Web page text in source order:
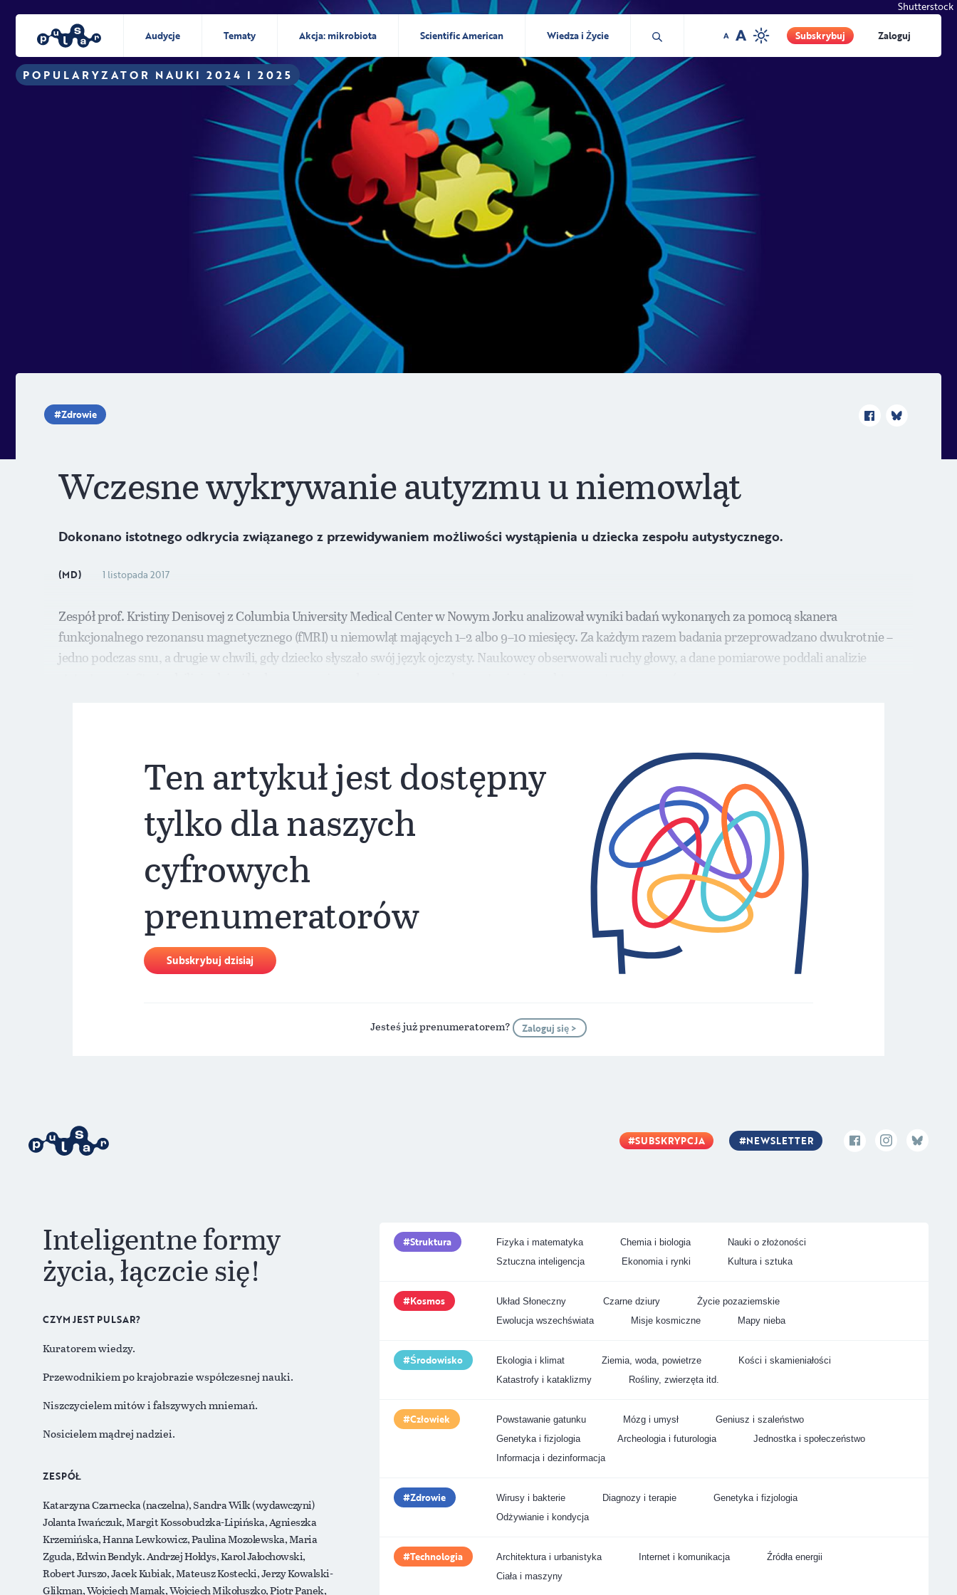
POPULARYZATOR NAUKI 2024 I 2025
Audycje Tematy Akcja: mikrobiota Scientific American Wiedza i Życie Subskrybuj Zaloguj
Shutterstock
Zdrowie
Wczesne wykrywanie autyzmu u niemowląt
Dokonano istotnego odkrycia związanego z przewidywaniem możliwości wystąpienia u dziecka zespołu autystycznego.
(MD) 1 listopada 2017
Zespół prof. Kristiny Denisovej z Columbia University Medical Center w Nowym Jorku analizował wyniki badań wykonanych za pomocą skanera
funkcjonalnego rezonansu magnetycznego (fMRI) u niemowląt mających 1–2 albo 9–10 miesięcy. Za każdym razem badania przeprowadzano dwukrotnie –
jedno podczas snu, a drugie w chwili, gdy dziecko słyszało swój język ojczysty. Naukowcy obserwowali ruchy głowy, a dane pomiarowe poddali analizie
Ten artykuł jest dostępny
tylko dla naszych
cyfrowych
prenumeratorów
Subskrybuj dzisiaj
Jesteś już prenumeratorem? Zaloguj się >
SUBSKRYPCJA NEWSLETTER
Inteligentne formy
życia, łączcie się!
CZYM JEST PULSAR?
Kuratorem wiedzy.
Przewodnikiem po krajobrazie współczesnej nauki.
Niszczycielem mitów i fałszywych mniemań.
Nosicielem mądrej nadziei.
ZESPÓŁ
Katarzyna Czarnecka (naczelna), Sandra Wilk (wydawczyni)
Jolanta Iwańczuk, Margit Kossobudzka-Lipińska, Agnieszka
Krzemińska, Hanna Lewkowicz, Paulina Mozolewska, Maria
Zguda, Edwin Bendyk. Andrzej Hołdys, Karol Jałochowski,
Robert Jurszo, Jacek Kubiak, Mateusz Kostecki, Jerzy Kowalski-
Glikman, Wojciech Mamak, Wojciech Mikołuszko, Piotr Panek,
Struktura Fizyka i matematyka Chemia i biologia
Nauki o złożoności
Sztuczna inteligencja
Ekonomia i rynki Kultura i sztuka
Kosmos Układ Słoneczny Czarne dziury
Życie pozaziemskie
Ewolucja wszechświata
Misje kosmiczne Mapy nieba
Środowisko Ekologia i klimat Ziemia, woda, powietrze
Kości i skamieniałości
Katastrofy i kataklizmy
Rośliny, zwierzęta itd.
Człowiek Powstawanie gatunku Mózg i umysł
Geniusz i szaleństwo
Genetyka i fizjologia
Archeologia i futurologia
Jednostka i społeczeństwo
Informacja i dezinformacja
Zdrowie Wirusy i bakterie Diagnozy i terapie
Genetyka i fizjologia
Odżywianie i kondycja
Technologia Architektura i urbanistyka Internet i komunikacja
Źródła energii
Ciała i maszyny